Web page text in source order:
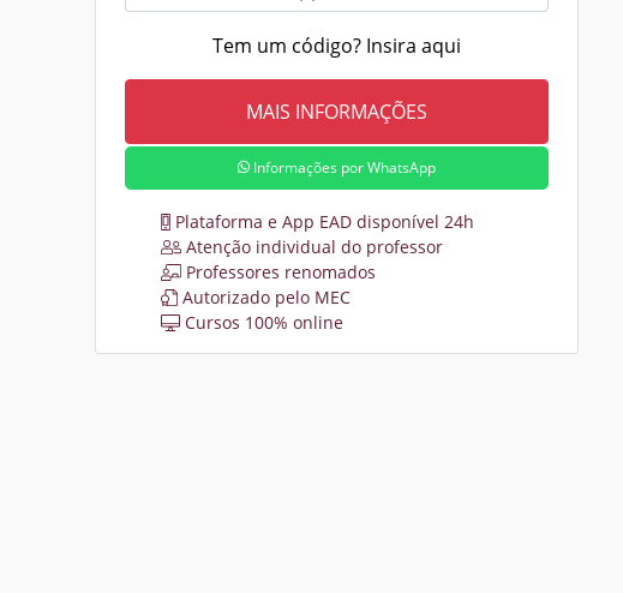
Tem um código? Insira aqui
Informações por WhatsApp
Plataforma e App EAD disponível 24h
Atenção individual do professor
Professores renomados
Autorizado pelo MEC
Cursos 100% online